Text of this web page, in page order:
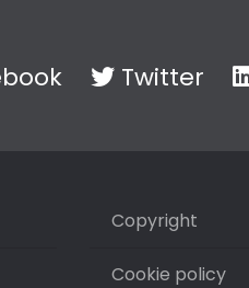
Twitter
Copyright
Cookie policy